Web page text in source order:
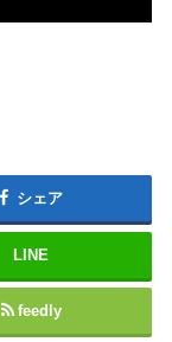
シェア
LINE
feedly